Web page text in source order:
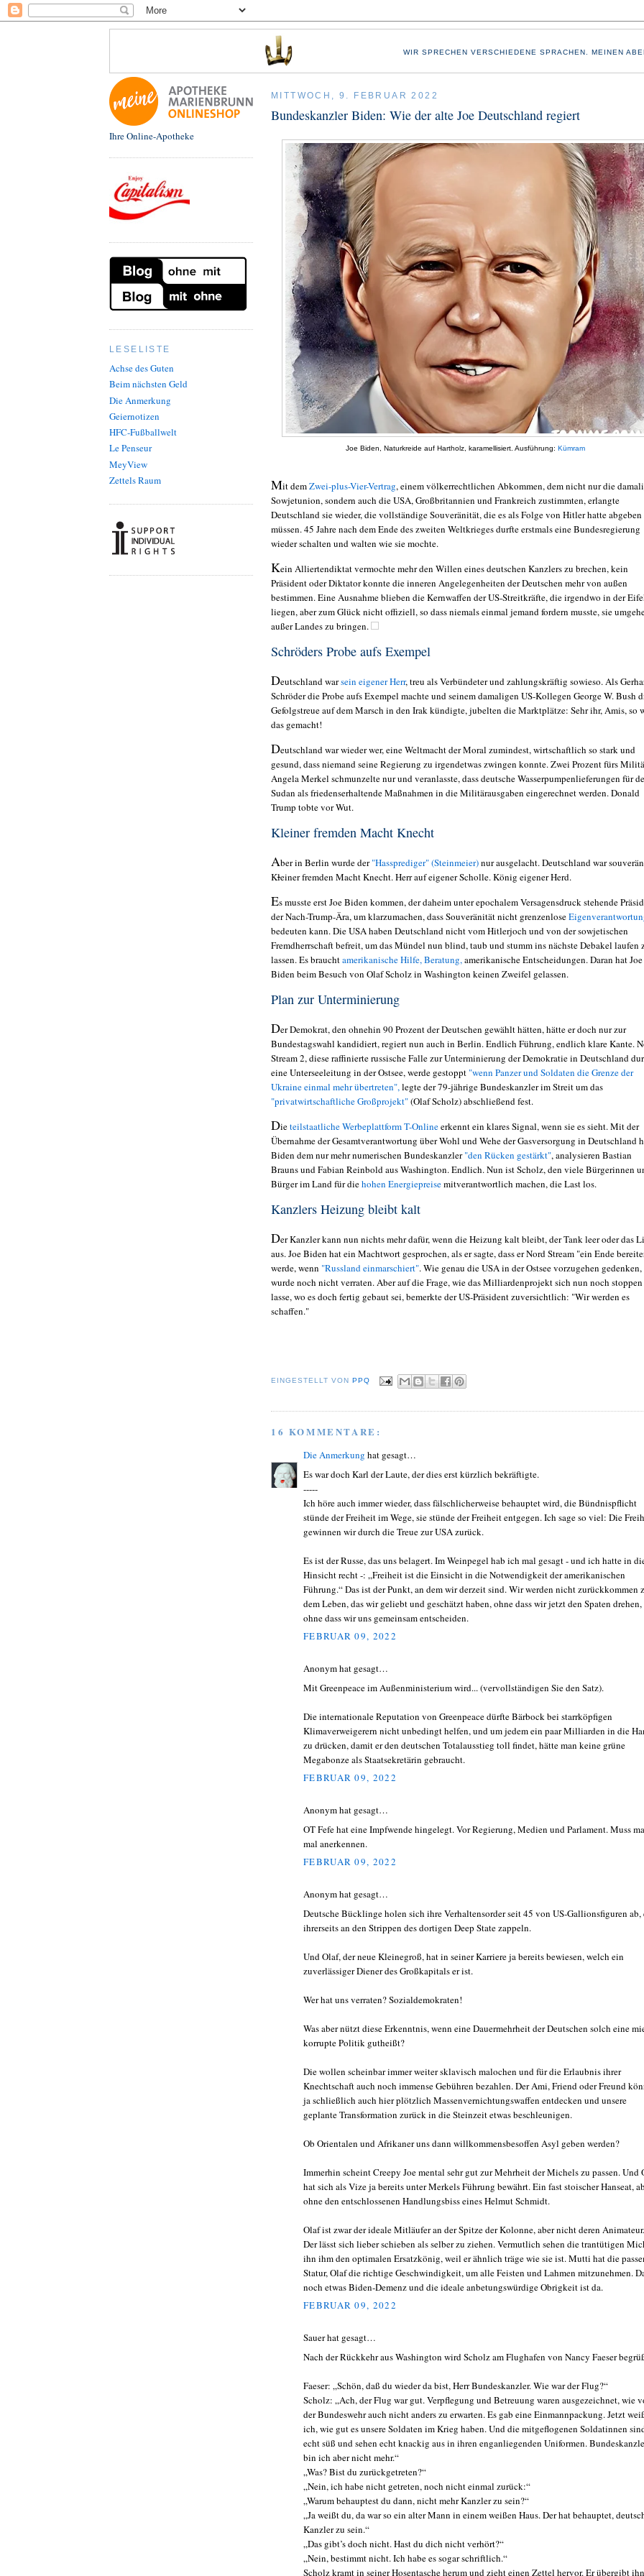
WIR SPRECHEN VERSCHIEDENE SPRACHEN. MEINEN
Ihre Online-Apotheke
LESELISTE
Achse des Guten
Beim nächsten Geld
Die Anmerkung
Geiernotizen
HFC-Fußballwelt
Le Penseur
MeyView
Zettels Raum
MITTWOCH, 9. FEBRUAR 2022
Bundeskanzler Biden: Wie der alte Joe Deutschland regiert
Joe Biden, Naturkreide auf Hartholz, karamellisiert. Ausführung: Kümram
Mit demZwei-plus-Vier-Vertrag, einem völkerrechtlichen Abkommen, dem nicht nur die
Sowjetunion, sondern auch die USA, Großbritannien und Frankreich zustimmten, erlangte
Deutschland sie wieder, die vollständige Souveränität, die es als Folge von Hitler hatte abgeben
müssen. 45 Jahre nach dem Ende des zweiten Weltkrieges durfte erstmals eine Bundesregierung
wieder schalten und walten wie sie mochte.
Kein Alliertendiktat vermochte mehr den Willen eines deutschen Kanzlers zu brechen, kein
Präsident oder Diktator konnte die inneren Angelegenheiten der Deutschen mehr von außen
bestimmen. Eine Ausnahme blieben die Kernwaffen der US-Streitkräfte, die irgendwo in der
liegen, aber zum Glück nicht offiziell, so dass niemals einmal jemand fordern musste, sie
außer Landes zu bringen.
Schröders Probe aufs Exempel
Deutschland warsein eigener Herr, treu als Verbündeter und zahlungskräftig sowieso. Als
Schröder die Probe aufs Exempel machte und seinem damaligen US-Kollegen George W. Bush
Gefolgstreue auf dem Marsch in den Irak kündigte, jubelten die Marktplätze: Sehr ihr, Amis, so
das gemacht!
Deutschland war wieder wer, eine Weltmacht der Moral zumindest, wirtschaftlich so stark und
gesund, dass niemand seine Regierung zu irgendetwas zwingen konnte. Zwei Prozent fürs
Angela Merkel schmunzelte nur und veranlasste, dass deutsche Wasserpumpenlieferungen für
Sudan als friedenserhaltende Maßnahmen in die Militärausgaben eingerechnet werden. Donald
Trump tobte vor Wut.
Kleiner fremden Macht Knecht
Aber in Berlin wurde der"Hassprediger" (Steinmeier)nur ausgelacht. Deutschland war
Kleiner fremden Macht Knecht. Herr auf eigener Scholle. König eigener Herd.
Es musste erst Joe Biden kommen, der daheim unter epochalem Versagensdruck stehende
der Nach-Trump-Ära, um klarzumachen, dass Souveränität nicht grenzenlose
bedeuten kann. Die USA haben Deutschland nicht vom Hitlerjoch und von der sowjetischen
Fremdherrschaft befreit, um das Mündel nun blind, taub und stumm ins nächste Debakel laufen
lassen. Es brauchtamerikanische Hilfe, Beratung,amerikanische Entscheidungen. Daran hat Joe
Biden beim Besuch von Olaf Scholz in Washington keinen Zweifel gelassen.
Plan zur Unterminierung
Der Demokrat, den ohnehin 90 Prozent der Deutschen gewählt hätten, hätte er doch nur zur
Bundestagswahl kandidiert, regiert nun auch in Berlin.Endlich Führung, endlich klare Kante.
Stream 2, diese raffinierte russische Falle zur Unterminierung der Demokratie in Deutschland
eine Unterseeleitung in der Ostsee, werde gestoppt "wenn Panzer und Soldaten die Grenze der
Ukraine einmal mehr übertreten",legte der 79-jährige Bundeskanzler im Streit um das
"privatwirtschaftliche Großprojekt"(Olaf Scholz) abschließend fest.
Dieteilstaatliche Werbeplattform T-Onlineerkennt ein klares Signal, wenn sie es sieht. Mit der
Übernahme der Gesamtverantwortung über Wohl und Wehe der Gasversorgung in Deutschland
Biden dem nur mehr numerischen Bundeskanzler"den Rücken gestärkt", analysieren Bastian
Brauns und Fabian Reinbold aus Washington. Endlich. Nun ist Scholz, den viele Bürgerinnen
Bürger im Land für diehohen Energiepreisemitverantwortlich machen, die Last los.
Kanzlers Heizung bleibt kalt
Der Kanzler kann nun nichts mehr dafür, wenn die Heizung kalt bleibt, der Tank leer oder das
aus.Joe Biden hat ein Machtwort gesprochen, als er sagte, dass er Nord Stream "ein Ende
werde, wenn "Russland einmarschiert". Wie genau die USA in der Ostsee vorzugehen gedenken,
wurde noch nicht verraten. Aber auf die Frage, wie das Milliardenprojekt sich nun noch stoppen
lasse, wo es doch fertig gebaut sei, bemerkte der US-Präsident zuversichtlich: "Wir werden es
schaffen."
EINGESTELLT VONPPQ
16 KOMMENTARE:
Die Anmerkung hat gesagt…
Es war doch Karl der Laute, der dies erst kürzlich bekräftigte.
-----
Ich höre auch immer wieder, dass fälschlicherweise behauptet wird, die Bündnispflicht
stünde der Freiheit im Wege, sie stünde der Freiheit entgegen. Ich sage so viel: Die
gewinnen wir durch die Treue zur USA zurück.
Es ist der Russe, das uns belagert. Im Weinpegel hab ich mal gesagt - und ich hatte in
Hinsicht recht -: „Freiheit ist die Einsicht in die Notwendigkeit der amerikanischen
Führung.“ Das ist der Punkt, an dem wir derzeit sind. Wir werden nicht zurückkommen
dem Leben, das wir geliebt und geschätzt haben, ohne dass wir jetzt den Spaten drehen,
ohne dass wir uns gemeinsam entscheiden.
FEBRUAR 09, 2022
Anonym hat gesagt…
Mit Greenpeace im Außenministerium wird... (vervollständigen Sie den Satz).
Die internationale Reputation von Greenpeace dürfte Bärbock bei starrköpfigen
Klimaverweigerern nicht unbedingt helfen, und um jedem ein paar Milliarden in die
zu drücken, damit er den deutschen Totalausstieg toll findet, hätte man keine grüne
Megabonze als Staatsekretärin gebraucht.
FEBRUAR 09, 2022
Anonym hat gesagt…
OT Fefe hat eine Impfwende hingelegt. Vor Regierung, Medien und Parlament. Muss
mal anerkennen.
FEBRUAR 09, 2022
Anonym hat gesagt…
Deutsche Bücklinge holen sich ihre Verhaltensorder seit 45 von US-Gallionsfiguren ab,
ihrerseits an den Strippen des dortigen Deep State zappeln.
Und Olaf, der neue Kleinegroß, hat in seiner Karriere ja bereits bewiesen, welch ein
zuverlässiger Diener des Großkapitals er ist.
Wer hat uns verraten? Sozialdemokraten!
Was aber nützt diese Erkenntnis, wenn eine Dauermehrheit der Deutschen solch eine
korrupte Politik gutheißt?
Die wollen scheinbar immer weiter sklavisch malochen und für die Erlaubnis ihrer
Knechtschaft auch noch immense Gebühren bezahlen. Der Ami, Friend oder Freund
ja schließlich auch hier plötzlich Massenvernichtungswaffen entdecken und unsere
geplante Transformation zurück in die Steinzeit etwas beschleunigen.
Ob Orientalen und Afrikaner uns dann willkommensbesoffen Asyl geben werden?
Immerhin scheint Creepy Joe mental sehr gut zur Mehrheit der Michels zu passen. Und
hat sich als Vize ja bereits unter Merkels Führung bewährt. Ein fast stoischer Hanseat,
ohne den entschlossenen Handlungsbiss eines Helmut Schmidt.
Olaf ist zwar der ideale Mitläufer an der Spitze der Kolonne, aber nicht deren Animateur.
Der lässt sich lieber schieben als selber zu ziehen. Vermutlich sehen die trantütigen
ihn ihm den optimalen Ersatzkönig, weil er ähnlich träge wie sie ist. Mutti hat die
Statur, Olaf die richtige Geschwindigkeit, um alle Feisten und Lahmen mitzunehmen.
noch etwas Biden-Demenz und die ideale anbetungswürdige Obrigkeit ist da.
FEBRUAR 09, 2022
Sauer hat gesagt…
Nach der Rückkehr aus Washington wird Scholz am Flughafen von Nancy Faeser
Faeser: „Schön, daß du wieder da bist, Herr Bundeskanzler. Wie war der Flug?“
Scholz: „Ach, der Flug war gut. Verpflegung und Betreuung waren ausgezeichnet, wie
der Bundeswehr auch nicht anders zu erwarten. Es gab eine Einmannpackung. Jetzt
ich, wie gut es unsere Soldaten im Krieg haben. Und die mitgeflogenen Soldatinnen
echt süß und sehen echt knackig aus in ihren enganliegenden Uniformen.
bin ich aber nicht mehr.“
„Was? Bist du zurückgetreten?“
„Nein, ich habe nicht getreten, noch nicht einmal zurück:“
„Warum behauptest du dann, nicht mehr Kanzler zu sein?“
„Ja weißt du, da war so ein alter Mann in einem weißen Haus. Der hat behauptet,
Kanzler zu sein.“
„Das gibt’s doch nicht. Hast du dich nicht verhört?“
„Nein, bestimmt nicht. Ich habe es sogar schriftlich.“
Scholz kramt in seiner Hosentasche herum und zieht einen Zettel hervor. Er übergibt ihn